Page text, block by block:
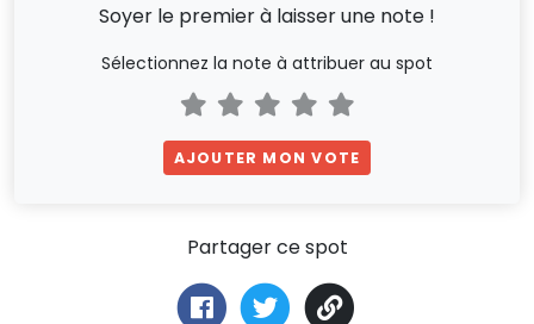
Soyer le premier à laisser une note !
Sélectionnez la note à attribuer au spot
AJOUTER MON VOTE
Partager ce spot